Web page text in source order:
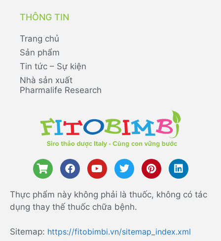
THÔNG TIN
Trang chủ
Sản phẩm
Tin tức – Sự kiện
Nhà sản xuất
Pharmalife Research
Thực phẩm này không phải là thuốc, không có tác
dụng thay thế thuốc chữa bệnh.
Sitemap: https://fitobimbi.vn/sitemap_index.xml